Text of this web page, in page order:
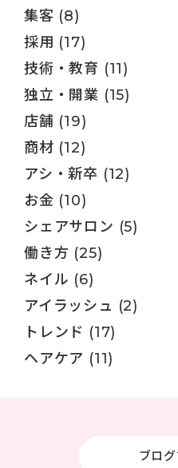
集客 (8)
採用 (17)
技術・教育 (11)
独立・開業 (15)
店舗 (19)
商材 (12)
アシ・新卒 (12)
お金 (10)
シェアサロン (5)
働き方 (25)
ネイル (6)
アイラッシュ (2)
トレンド (17)
ヘアケア (11)
ブロ